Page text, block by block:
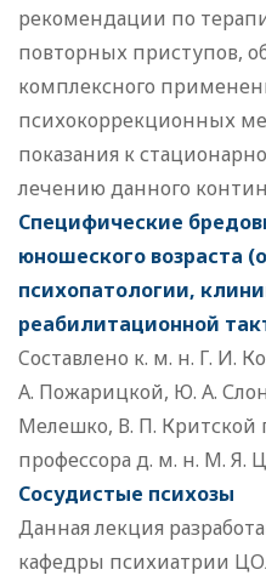
рекомендации по
повторных приступов,
комплексного
психокоррекционных
показания к
лечению данного
Специфические
юношеского возраста
психопатологии,
реабилитационной
Cоставлено к. м. н. Г. И.
А. Пожарицкой, Ю. А.
Мелешко, В. П. Критской
профессора д. м. н. М. Я.
Сосудистые психозы
Данная лекция
кафедры психиатрии